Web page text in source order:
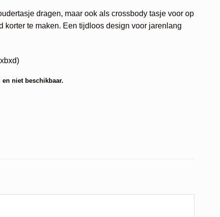
dragen, maar ook als crossbody tasje voor op
korter te maken. Een tijdloos design voor jarenlang
niet beschikbaar.